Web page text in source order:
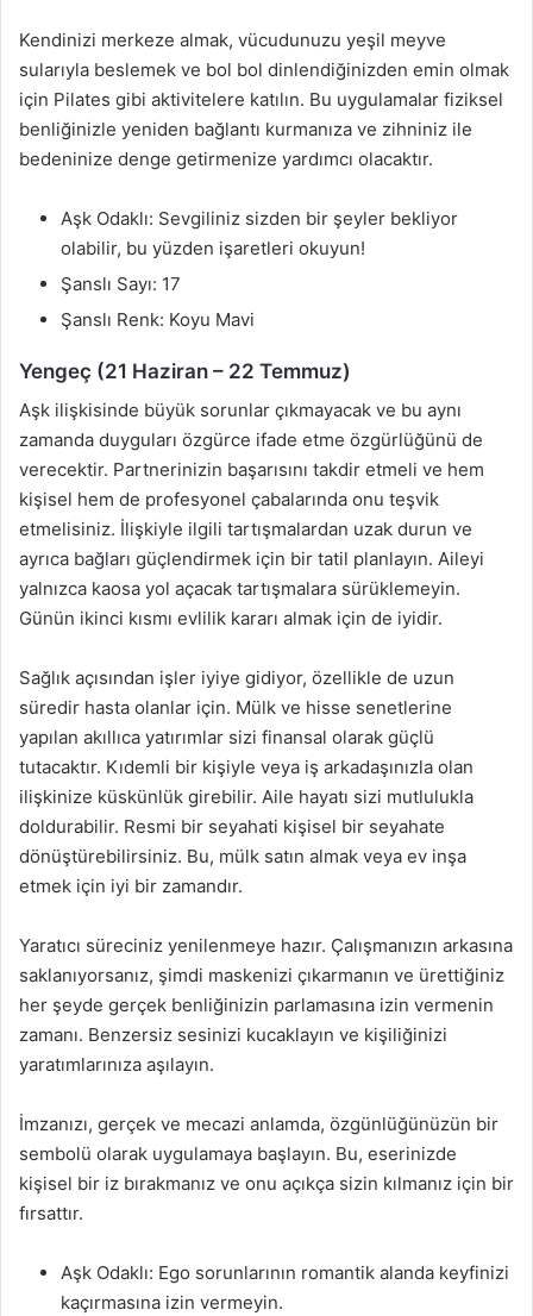
Kendinizi merkeze almak, vücudunuzu yeşil meyve
sularıyla beslemek ve bol bol dinlendiğinizden emin olmak
için Pilates gibi aktivitelere katılın. Bu uygulamalar fiziksel
benliğinizle yeniden bağlantı kurmanıza ve zihniniz ile
bedeninize denge getirmenize yardımcı olacaktır.
Aşk Odaklı: Sevgiliniz sizden bir şeyler bekliyor
olabilir, bu yüzden işaretleri okuyun!
Şanslı Sayı: 17
Şanslı Renk: Koyu Mavi
Yengeç (21 Haziran – 22 Temmuz)
Aşk ilişkisinde büyük sorunlar çıkmayacak ve bu aynı
zamanda duyguları özgürce ifade etme özgürlüğünü de
verecektir. Partnerinizin başarısını takdir etmeli ve hem
kişisel hem de profesyonel çabalarında onu teşvik
etmelisiniz. İlişkiyle ilgili tartışmalardan uzak durun ve
ayrıca bağları güçlendirmek için bir tatil planlayın. Aileyi
yalnızca kaosa yol açacak tartışmalara sürüklemeyin.
Günün ikinci kısmı evlilik kararı almak için de iyidir.
Sağlık açısından işler iyiye gidiyor, özellikle de uzun
süredir hasta olanlar için. Mülk ve hisse senetlerine
yapılan akıllıca yatırımlar sizi finansal olarak güçlü
tutacaktır. Kıdemli bir kişiyle veya iş arkadaşınızla olan
ilişkinize küskünlük girebilir. Aile hayatı sizi mutlulukla
doldurabilir. Resmi bir seyahati kişisel bir seyahate
dönüştürebilirsiniz. Bu, mülk satın almak veya ev inşa
etmek için iyi bir zamandır.
Yaratıcı süreciniz yenilenmeye hazır. Çalışmanızın arkasına
saklanıyorsanız, şimdi maskenizi çıkarmanın ve ürettiğiniz
her şeyde gerçek benliğinizin parlamasına izin vermenin
zamanı. Benzersiz sesinizi kucaklayın ve kişiliğinizi
yaratımlarınıza aşılayın.
İmzanızı, gerçek ve mecazi anlamda, özgünlüğünüzün bir
sembolü olarak uygulamaya başlayın. Bu, eserinizde
kişisel bir iz bırakmanız ve onu açıkça sizin kılmanız için bir
fırsattır.
Aşk Odaklı: Ego sorunlarının romantik alanda keyfinizi
kaçırmasına izin vermeyin.